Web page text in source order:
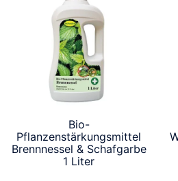
Bio-
Pflanzenstärkungsmittel
Brennnessel & Schafgarbe
1 Liter